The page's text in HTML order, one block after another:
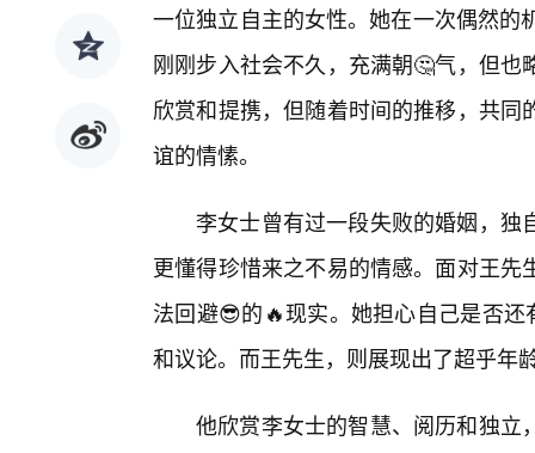
一位独立自主的女性。她在一次偶然
刚刚步入社会不久，充满朝🤔气，但
欣赏和提携，但随着时间的推移，共
谊的情愫。
李女士曾有过一段失败的婚姻，独
更懂得珍惜来之不易的情感。面对王
法回避😎的🔥现实。她担心自己是否
和议论。而王先生，则展现出了超乎年
他欣赏李女士的智慧、阅历和独立